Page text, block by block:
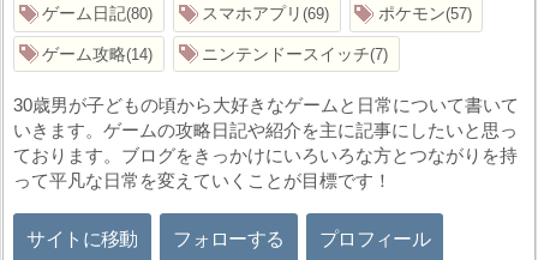
ゲーム日記 80 スマホアプリ 69 ポケモン 57
ゲーム攻略 14 ニンテンドースイッチ 7
30歳男が子どもの頃から大好きなゲームと日常について書いて
いきます。ゲームの攻略日記や紹介を主に記事にしたいと思っ
ております。ブログをきっかけにいろいろな方とつながりを持
って平凡な日常を変えていくことが目標です！
サイトに移動 フォローする プロフィール